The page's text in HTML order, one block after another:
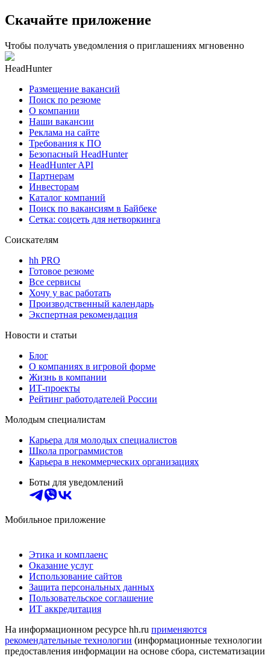
Скачайте приложение
Чтобы получать уведомления о приглашениях мгновенно
HeadHunter
Размещение вакансий
Поиск по резюме
О компании
Наши вакансии
Реклама на сайте
Требования к ПО
Безопасный HeadHunter
HeadHunter API
Партнерам
Инвесторам
Каталог компаний
Поиск по вакансиям в Байбеке
Сетка: соцсеть для нетворкинга
Соискателям
hh PRO
Готовое резюме
Все сервисы
Хочу у вас работать
Производственный календарь
Экспертная рекомендация
Новости и статьи
Блог
О компаниях в игровой форме
Жизнь в компании
ИТ-проекты
Рейтинг работодателей России
Молодым специалистам
Карьера для молодых специалистов
Школа программистов
Карьера в некоммерческих организациях
Боты для уведомлений
Мобильное приложение
Этика и комплаенс
Оказание услуг
Использование сайтов
Защита персональных данных
Пользовательское соглашение
ИТ аккредитация
На информационном ресурсе hh.ru применяются
рекомендательные технологии (информационные технологии
предоставления информации на основе сбора, систематизации